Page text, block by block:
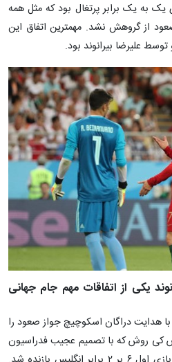
یک به یک برابر پرتغال بود که مثل همه
از گروهش نشد. مهمترین اتفاق این
توسط علیرضا بیرانوند بود.
یکی از اتفاقات مهم جام جهانی
که تیم ملی با هدایت دراگان اسکوچیچ جواز صعود را
کی روش که با تصمیم عجیب فدراسیون